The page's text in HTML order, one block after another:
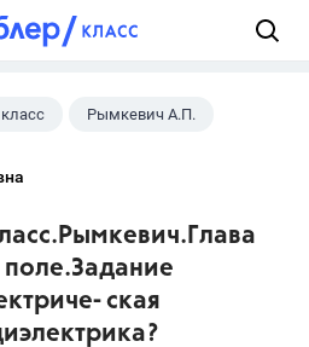
Рымкевич А.П.
поле.Задание
ская